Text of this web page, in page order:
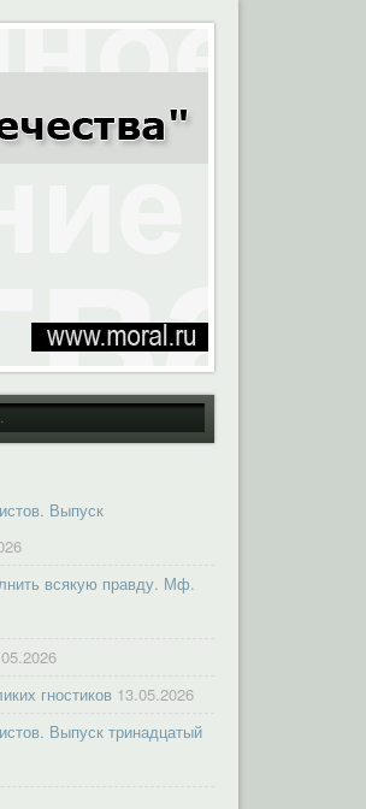
Выпуск
всякую правду. Мф.
гностиков 13.05.2026
Выпуск тринадцатый